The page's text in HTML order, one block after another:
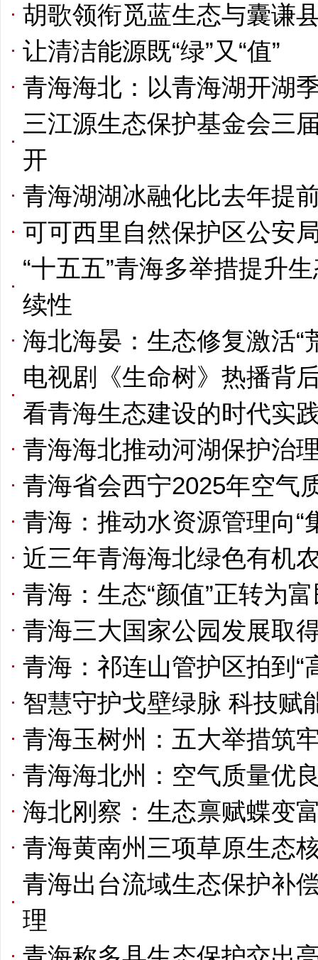
胡歌领衔觅蓝生态与囊谦
让清洁能源既“绿”又“值”
青海海北：以青海湖开湖
三江源生态保护基金会三
开
青海湖湖冰融化比去年提
可可西里自然保护区公安
“十五五”青海多举措提升
续性
海北海晏：生态修复激活“
电视剧《生命树》热播
看青海生态建设的时代实
青海海北推动河湖保护治
青海省会西宁2025年空气
青海：推动水资源管理向“
近三年青海海北绿色有机
青海：生态“颜值”正转为富
青海三大国家公园发展取
青海：祁连山管护区拍到“
智慧守护戈壁绿脉 科技赋
青海玉树州：五大举措筑
青海海北州：空气质量优
海北刚察：生态禀赋蝶变
青海黄南州三项草原生态
青海出台流域生态保护补
理